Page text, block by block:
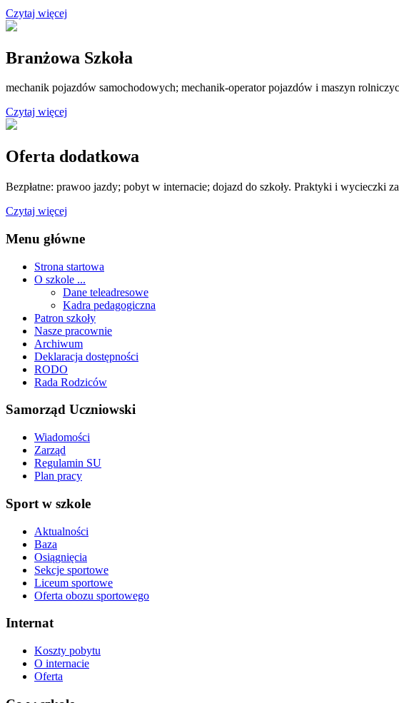
Czytaj więcej
Branżowa Szkoła
mechanik pojazdów samochodowych; mechanik-operator pojazdów i maszyn
Czytaj więcej
Oferta dodatkowa
Bezpłatne: prawoo jazdy; pobyt w internacie; dojazd do szkoły. Praktyki i wycieczki
Czytaj więcej
Menu główne
Strona startowa
O szkole ...
Dane teleadresowe
Kadra pedagogiczna
Patron szkoły
Nasze pracownie
Archiwum
Deklaracja dostępności
RODO
Rada Rodziców
Samorząd Uczniowski
Wiadomości
Zarząd
Regulamin SU
Plan pracy
Sport w szkole
Aktualności
Baza
Osiągnięcia
Sekcje sportowe
Liceum sportowe
Oferta obozu sportowego
Internat
Koszty pobytu
O internacie
Oferta